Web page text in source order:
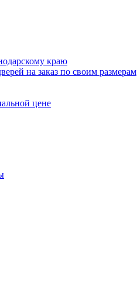
краю
на заказ по своим размерам
цене